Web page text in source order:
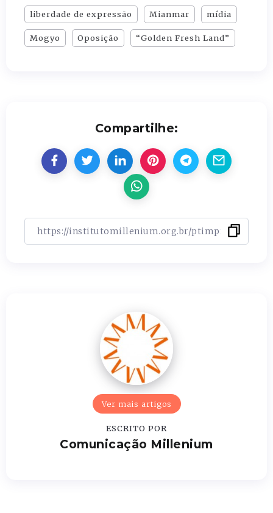
liberdade de expressão Mianmar mídia
Mogyo Oposição “Golden Fresh Land”
Compartilhe:
Ver mais artigos
ESCRITO POR
Comunicação Millenium